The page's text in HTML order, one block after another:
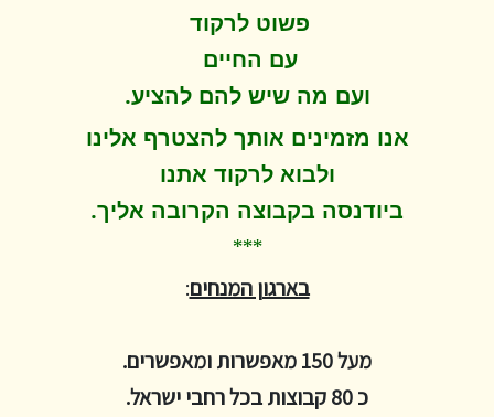
פשוט לרקוד
עם החיים
ועם מה שיש להם להציע.
אנו מזמינים אותך להצטרף אלינו
ולבוא לרקוד אתנו
ביודנסה בקבוצה הקרובה אליך.
***
בארגון המנחים:
מעל 150 מאפשרות ומאפשרים.
כ 80 קבוצות בכל רחבי ישראל.